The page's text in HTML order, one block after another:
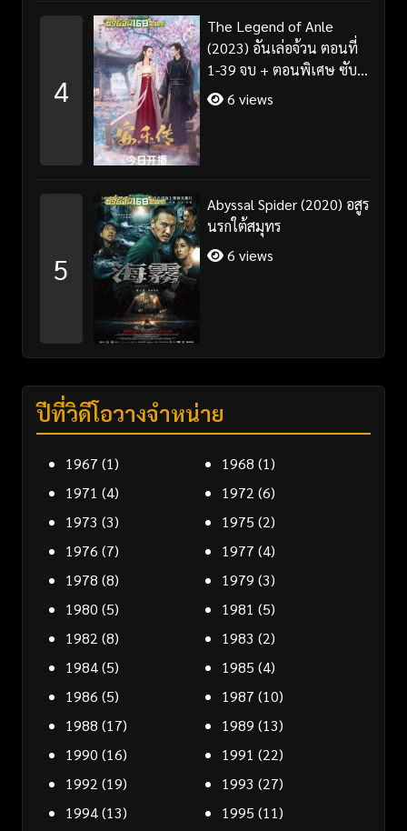
4
The Legend of Anle
(2023) อันเล่อจ้วน ตอนที่
1-39 จบ + ตอนพิเศษ ซับ
ไทย/พากย์ไทย
6 views
5
Abyssal Spider (2020) อสูร
นรกใต้สมุทร
6 views
ปีที่วิดีโอวางจำหน่าย
1967 (1) 1968 (1)
1971 (4) 1972 (6)
1973 (3) 1975 (2)
1976 (7) 1977 (4)
1978 (8) 1979 (3)
1980 (5) 1981 (5)
1982 (8) 1983 (2)
1984(5) 1985 (4)
1986 (5) 1987 (10)
1988 (17) 1989 (13)
1990 (16) 1991 (22)
1992 (19) 1993 (27)
1994(13) 1995 (11)